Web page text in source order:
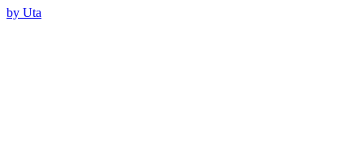
by Uta